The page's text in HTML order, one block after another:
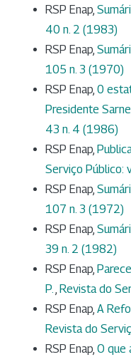
RSP Enap,
40 n. 2 (1983)
RSP Enap,
105 n. 3 (1970)
RSP Enap, 0
Presidente
43 n. 4 (1986)
RSP Enap,
Serviço Público:
RSP Enap,
107 n. 3 (1972)
RSP Enap,
39 n. 2 (1982)
RSP Enap,
P., Revista do
RSP Enap, A
Revista do
RSP Enap, O que